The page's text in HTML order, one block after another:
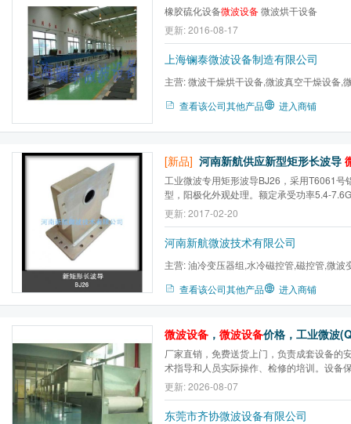
橡胶硫化设备微波设备微波烘干设备
更新: 2016-08-17
上海镧泰微波设备制造有限公司
主营:微波干燥烘干设备,微波真空干燥设备,
查看该公司其他产品 进入商铺
[新品] 河南新航供应新型矩形长波导
工业微波专用矩形波导BJ26，采用T6061号
型，阳极化外观处理。额定承受功率5.4-
1000W/1500W磁控管匹配使用。
更新: 2017-02-20
河南新航微波技术有限公司
主营:油冷变压器组,水冷磁控管,磁控管,微波
查看该公司其他产品 进入商铺
微波设备 ， 微波设备价格，工业微波
厂家直销，免费送货上门，负责成套设备的
术指导和人员实际操作、检修的培训。设备
服务。
更新: 2026-08-07
东莞市齐协微波设备有限公司